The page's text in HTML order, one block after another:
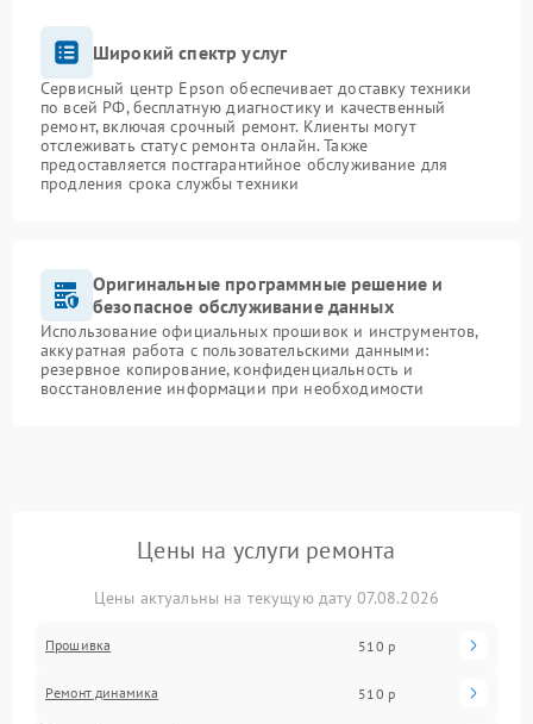
Широкий спектр услуг
Сервисный центр Epson обеспечивает доставку техники
по всей РФ, бесплатную диагностику и качественный
ремонт, включая срочный ремонт. Клиенты могут
отслеживать статус ремонта онлайн. Также
предоставляется постгарантийное обслуживание для
продления срока службы техники
Оригинальные программные решение и
безопасное обслуживание данных
Использование официальных прошивок и инструментов,
аккуратная работа с пользовательскими данными:
резервное копирование, конфиденциальность и
восстановление информации при необходимости
Цены на услуги ремонта
Цены актуальны на текущую дату 07.08.2026
Прошивка 510 р
Ремонт динамика 510 р